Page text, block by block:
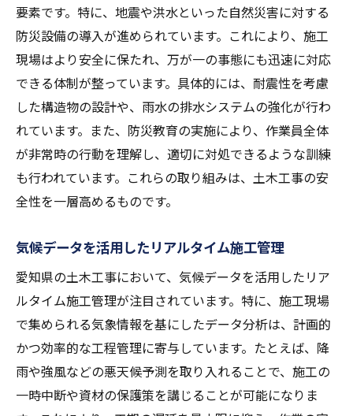
要素です。特に、地震や洪水といった自然災害に対する
防災設備の導入が進められています。これにより、施工
現場はより安全に保たれ、万が一の事態にも迅速に対応
できる体制が整っています。具体的には、耐震性を考慮
した構造物の設計や、雨水の排水システムの強化が行わ
れています。また、防災教育の実施により、作業員全体
が非常時の行動を理解し、適切に対処できるような訓練
も行われています。これらの取り組みは、土木工事の安
全性を一層高めるものです。
気候データを活用したリアルタイム施工管理
愛知県の土木工事において、気候データを活用したリア
ルタイム施工管理が注目されています。特に、施工現場
で集められる気象情報を基にしたデータ分析は、計画的
かつ効率的な工程管理に寄与しています。たとえば、降
雨や強風などの悪天候予測を取り入れることで、施工の
一時中断や資材の保護策を講じることが可能になりま